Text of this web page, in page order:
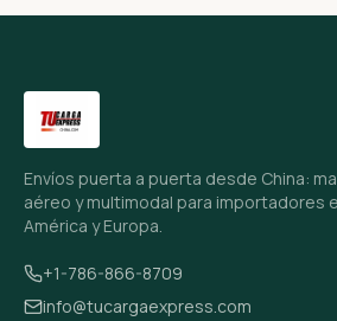
Envíos puerta a puerta desde China:
aéreo y multimodal para importadores
América y Europa.
+1-786-866-8709
info@tucargaexpress.com